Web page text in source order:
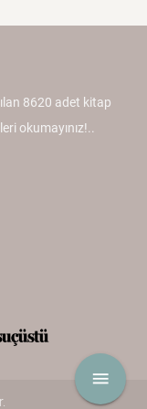
menu
8620 adet kitap
okumayınız!..